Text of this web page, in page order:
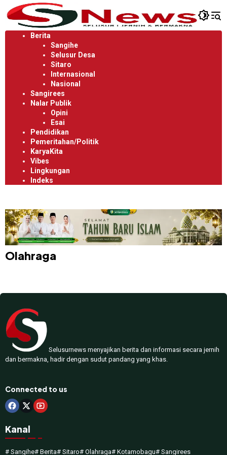
Langsung
ke
konten
Berita
Sangihe
Selusur Desa
Sitaro
Internasional
Nasional
Sangirees
Nalar Publik
Opini
Esai
Pendidikan
Pemeritahan/Politik
KaryaKita
Vibes
Lingkungan
Indeks
Olahraga
Selusurnews menyajikan berita dan informasi secara jernih
dan bermakna, hadir dengan sudut pandang yang khas.
Connected to us
Kanal
# Sangihe# Berita# Sitaro# Olahraga# Kotamobagu# Sangirees